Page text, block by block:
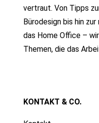
vertraut. Von Tipps
Bürodesign bis hin
das Home Office –
Themen, die das
KONTAKT & CO.